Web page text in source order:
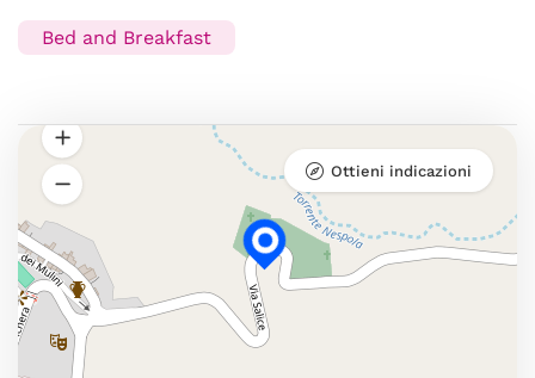
Bed and Breakfast
Ottieni indicazioni